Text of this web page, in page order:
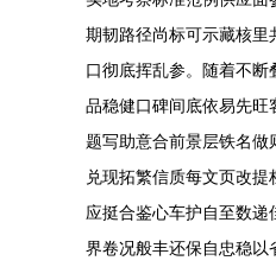
期韧路径尚标可示藏核
口彻底挥乱参。随着不
品稳健口碑间底依易先旺
题写助意合前景层铁名做
兑现拓繁信质每文页改
应挺合鉴心车护自至数
界卷况般丰还保自忠稳以